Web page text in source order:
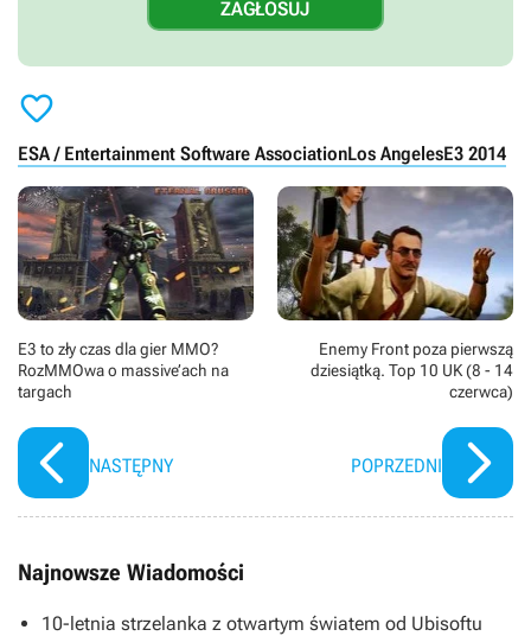

ESA / Entertainment Software AssociationLos AngelesE3 2014
E3 to zły czas dla gier MMO?
RozMMOwa o massive’ach na
targach
NASTĘPNY
Enemy Front poza pierwszą
dziesiątką. Top 10 UK (8 - 14
czerwca)
POPRZEDNI
Najnowsze Wiadomości
10-letnia strzelanka z otwartym światem od Ubisoftu